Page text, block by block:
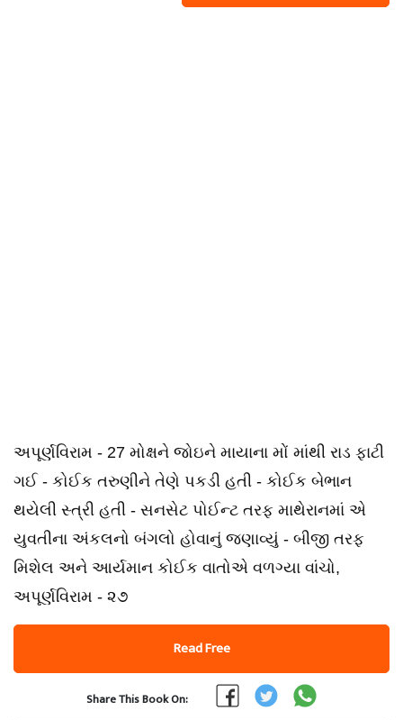
અપૂર્ણવિરામ - 27 મોક્ષને જોઇને માયાના મોં માંથી રાડ ફાટી
ગઈ - કોઈક તરુણીને તેણે પકડી હતી - કોઈક બેભાન
થયેલી સ્ત્રી હતી - સનસેટ પોઈન્ટ તરફ માથેરાનમાં એ
યુવતીના અંકલનો બંગલો હોવાનું જણાવ્યું - બીજી તરફ
મિશેલ અને આર્યમાન કોઈક વાતોએ વળગ્યા વાંચો,
અપૂર્ણવિરામ - ૨૭
Read Free
Share This Book On: